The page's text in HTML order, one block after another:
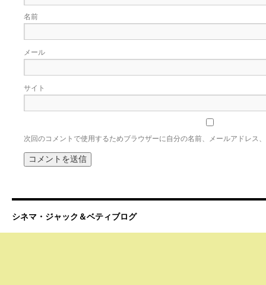
名前
メール
サイト
次回のコメントで使用するためブラウザーに自分の名前、メールアドレス
シネマ・ジャック＆ベティブログ